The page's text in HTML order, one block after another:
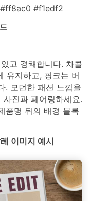
#f1edf2
고 경쾌합니다. 차콜
유지하고, 핑크는 버
. 모던한 패션 느낌을
진과 페어링하세요.
품명 뒤의 배경 블록
이미지 예시